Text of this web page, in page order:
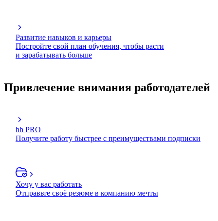
Развитие навыков и карьеры
Постройте свой план обучения, чтобы расти
и зарабатывать больше
Привлечение внимания работодателей
hh PRO
Получите работу быстрее с преимуществами подписки
Хочу у вас работать
Отправьте своё резюме в компанию мечты